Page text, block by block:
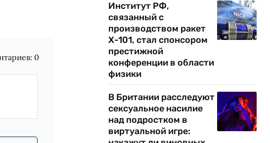
0
Институт РФ,
связанный с
производством ракет
Х-101, стал спонсором
престижной
конференции в области
физики
В Британии расследуют
сексуальное насилие
над подростком в
виртуальной игре: